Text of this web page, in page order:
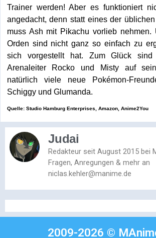
Trainer werden! Aber es funktioniert
angedacht, denn statt eines der
muss Ash mit Pikachu vorlieb nehmen.
Orden sind nicht ganz so einfach zu
sich vorgestellt hat. Zum Glück sind
Arenaleiter Rocko und Misty auf
natürlich viele neue Pokémon-
Schiggy und Glumanda.
Quelle: Studio Hamburg Enterprises, Amazon, Anime2You
Judai
Redakteur seit August 2015 bei
Fragen, Anregungen & mehr an
niclas.kehler@manime.de
2009-2026 ©